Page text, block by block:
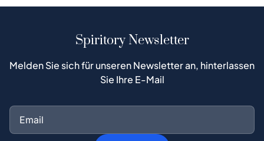
Spiritory Newsletter
Melden Sie sich für unseren Newsletter an, hinterlassen
Sie Ihre E-Mail